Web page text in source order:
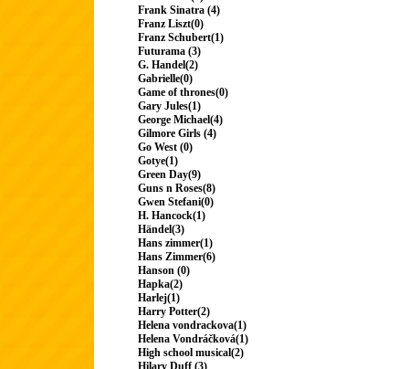
Frank Sinatra (4)
Franz Liszt(0)
Franz Schubert(1)
Futurama (3)
G. Handel(2)
Gabrielle(0)
Game of thrones(0)
Gary Jules(1)
George Michael(4)
Gilmore Girls (4)
Go West (0)
Gotye(1)
Green Day(9)
Guns n Roses(8)
Gwen Stefani(0)
H. Hancock(1)
Händel(3)
Hans zimmer(1)
Hans Zimmer(6)
Hanson (0)
Hapka(2)
Harlej(1)
Harry Potter(2)
Helena vondrackova(1)
Helena Vondráčková(1)
High school musical(2)
Hilary Duff (3)